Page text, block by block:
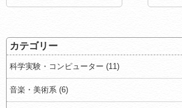
カテゴリー
科学実験・コンピューター (11)
音楽・美術系 (6)